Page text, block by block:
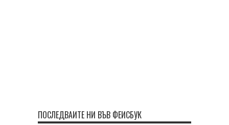
ПОСЛЕДВАЙТЕ НИ ВЪВ ФЕЙСБУК